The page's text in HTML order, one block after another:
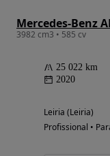
Mercedes-Benz
3982 cm3 • 585 cv
25 022 km
2020
Leiria (Leiria)
Profissional •